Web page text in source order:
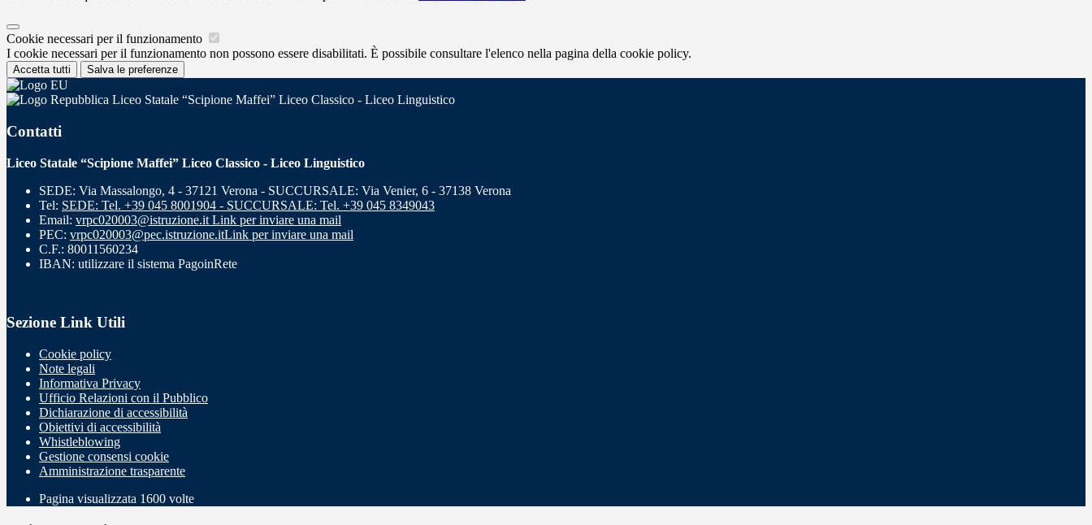
Cookie necessari per il funzionamento
I cookie necessari per il funzionamento non possono essere disabilitati. È possibile consultare l'elenco nella pagina della cookie policy.
Accetta tutti Salva le preferenze
Liceo Statale “Scipione Maffei” Liceo Classico - Liceo Linguistico
Contatti
Liceo Statale “Scipione Maffei” Liceo Classico - Liceo Linguistico
SEDE: Via Massalongo, 4 - 37121 Verona - SUCCURSALE: Via Venier, 6 - 37138 Verona
Tel: SEDE: Tel. +39 045 8001904 - SUCCURSALE: Tel. +39 045 8349043
Email: vrpc020003@istruzione.it Link per inviare una mail
PEC: vrpc020003@pec.istruzione.itLink per inviare una mail
C.F.: 80011560234
IBAN: utilizzare il sistema PagoinRete
Sezione Link Utili
Cookie policy
Note legali
Informativa Privacy
Ufficio Relazioni con il Pubblico
Dichiarazione di accessibilità
Obiettivi di accessibilità
Whistleblowing
Gestione consensi cookie
Amministrazione trasparente
Pagina visualizzata 1600 volte